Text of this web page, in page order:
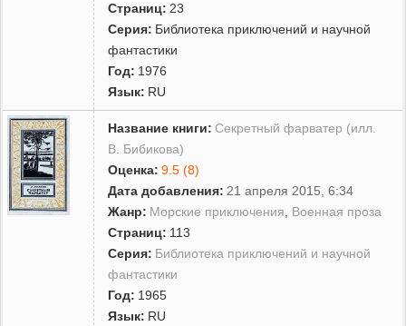
Страниц: 23
Серия: Библиотека приключений и научной
фантастики
Год: 1976
Язык: RU
Название книги: Секретный фарватер (илл.
В. Бибикова)
Оценка: 9.5 (8)
Дата добавления: 21 апреля 2015, 6:34
Жанр: Морские приключения
Военная проза
Страниц: 113
Серия: Библиотека приключений и научной
фантастики
Год: 1965
Язык: RU